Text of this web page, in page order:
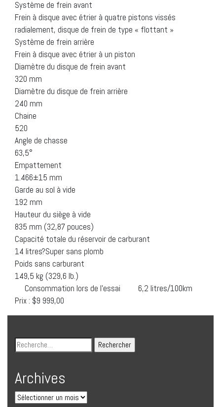
Système de frein avant
Frein à disque avec étrier à quatre pistons vissés
radialement, disque de frein de type « flottant »
Système de frein arrière
Frein à disque avec étrier à un piston
Diamètre du disque de frein avant
320 mm
Diamètre du disque de frein arrière
240 mm
Chaine
520
Angle de chasse
63,5°
Empattement
1.466±15 mm
Garde au sol à vide
192 mm
Hauteur du siège à vide
835 mm (32,87 pouces)
Capacité totale du réservoir de carburant
14 litres?Super sans plomb
Poids sans carburant
149,5 kg (329,6 lb.)
Consommation lors de l’essai 6,2 litres/100km
Prix : $9 999,00
Archives